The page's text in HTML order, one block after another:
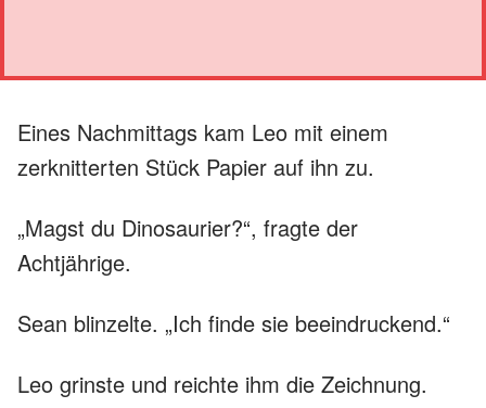
Eines Nachmittags kam Leo mit einem
zerknitterten Stück Papier auf ihn zu.
„Magst du Dinosaurier?“, fragte der
Achtjährige.
Sean blinzelte. „Ich finde sie beeindruckend.“
Leo grinste und reichte ihm die Zeichnung.